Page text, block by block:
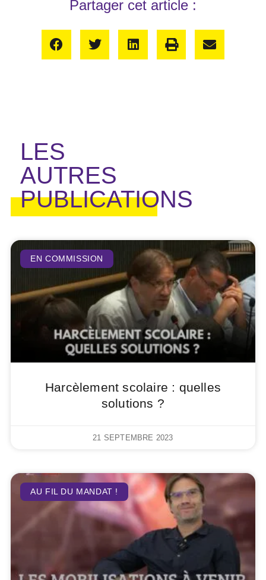
Partager cet article :
LES
AUTRES
PUBLICATIONS
EN COMMISSION
Harcèlement scolaire : quelles
solutions ?
21 SEPTEMBRE 2023
AU FIL DU MANDAT !